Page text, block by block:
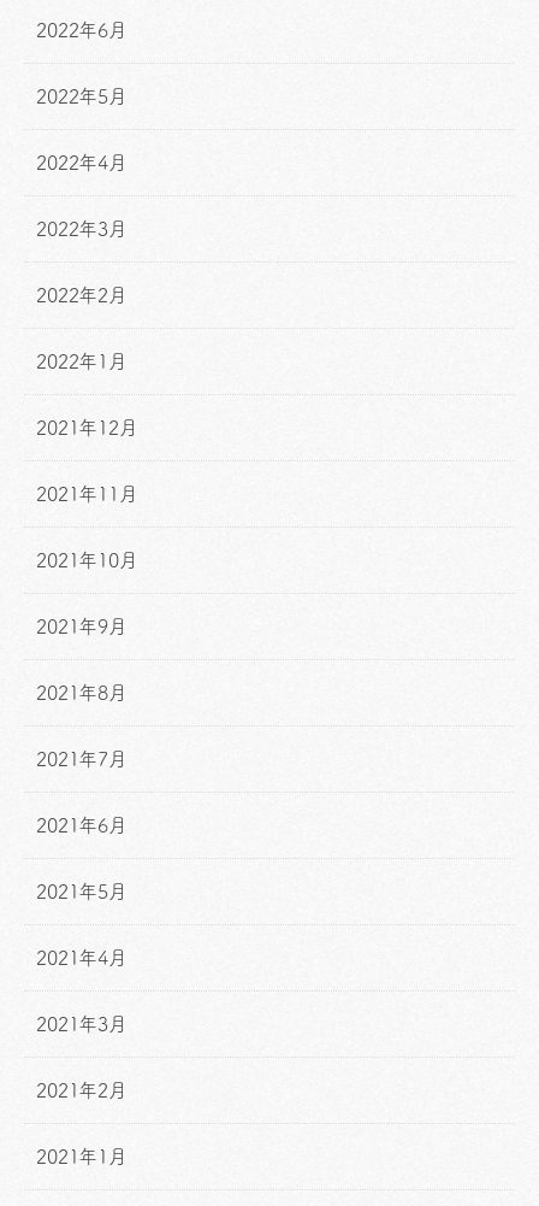
2022年6月
2022年5月
2022年4月
2022年3月
2022年2月
2022年1月
2021年12月
2021年11月
2021年10月
2021年9月
2021年8月
2021年7月
2021年6月
2021年5月
2021年4月
2021年3月
2021年2月
2021年1月